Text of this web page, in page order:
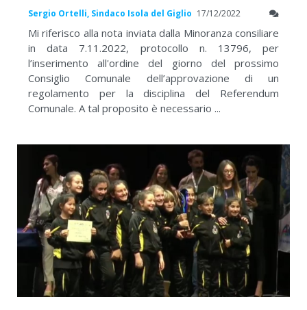
Sergio Ortelli, Sindaco Isola del Giglio 17/12/2022
Mi riferisco alla nota inviata dalla Minoranza consiliare
in data 7.11.2022, protocollo n. 13796, per
l’inserimento all'ordine del giorno del prossimo
Consiglio Comunale dell’approvazione di un
regolamento per la disciplina del Referendum
Comunale. A tal proposito è necessario ...